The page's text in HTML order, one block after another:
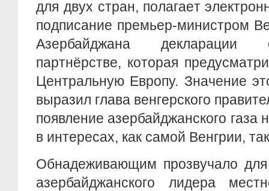
для двух стран, полагает
подписание премьер-министром
Азербайджана декларации
партнёрстве, которая
Центральную Европу. Значение
выразил глава венгерского
появление азербайджанского газа
в интересах, как самой Венгрии,
Обнадеживающим прозвучало
азербайджанского лидера